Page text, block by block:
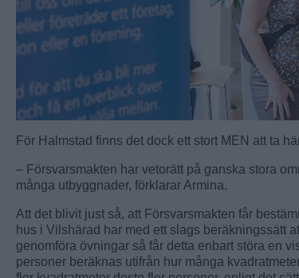
För Halmstad finns det dock ett stort MEN att ta
– Försvarsmakten har vetorätt på ganska stora
många utbyggnader, förklarar Armina.
Att det blivit just så, att Försvarsmakten får
hus i Vilshärad har med ett slags beräkningssätt
genomföra övningar så får detta enbart störa en
personer beräknas utifrån hur många